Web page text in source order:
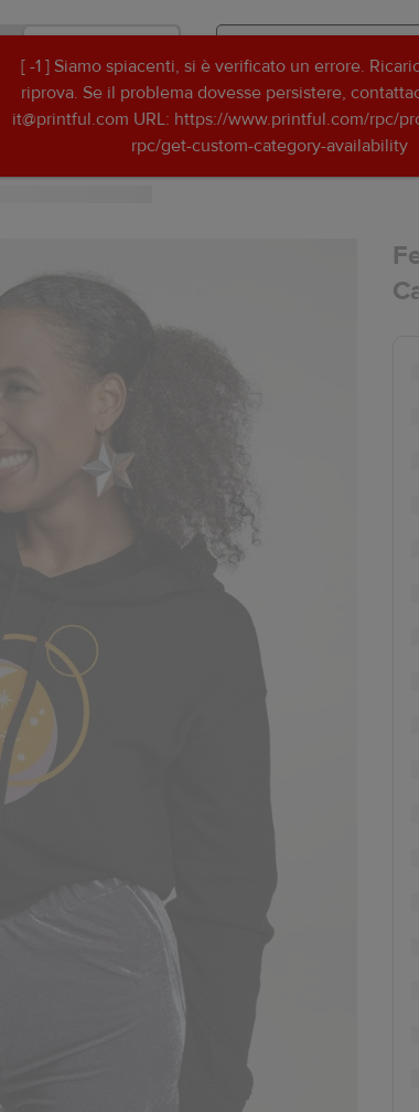
Printful
Printful
Idee per grafiche Risorse
[ -1 ] Siamo spiacenti, si è verificato un errore.
riprova. Se il problema dovesse persistere,
it@printful.com URL: https://www.printful.com/rpc/
rpc/get-custom-category-availability